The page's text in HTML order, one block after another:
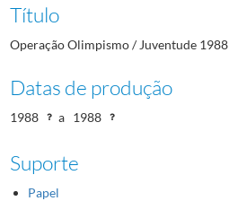
Título
Operação Olimpismo / Juventude 1988
Datas de produção
1988 a 1988
Suporte
Papel